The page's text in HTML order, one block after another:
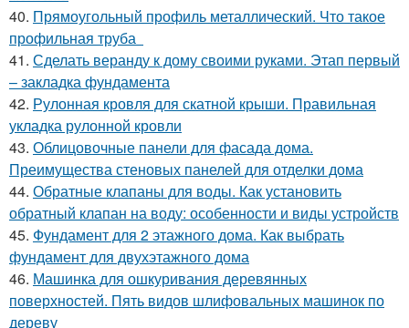
40. Прямоугольный профиль металлический. Что такое
профильная труба
41. Сделать веранду к дому своими руками. Этап первый
– закладка фундамента
42. Рулонная кровля для скатной крыши. Правильная
укладка рулонной кровли
43. Облицовочные панели для фасада дома.
Преимущества стеновых панелей для отделки дома
44. Обратные клапаны для воды. Как установить
обратный клапан на воду: особенности и виды устройств
45. Фундамент для 2 этажного дома. Как выбрать
фундамент для двухэтажного дома
46. Машинка для ошкуривания деревянных
поверхностей. Пять видов шлифовальных машинок по
дереву